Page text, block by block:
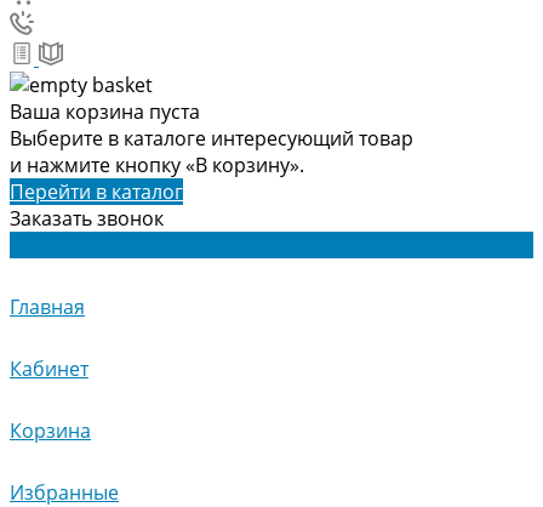
Ваша корзина пуста
Выберите в каталоге интересующий товар
и нажмите кнопку «В корзину».
Перейти в каталог
Заказать звонок
Главная
Кабинет
Корзина
Избранные